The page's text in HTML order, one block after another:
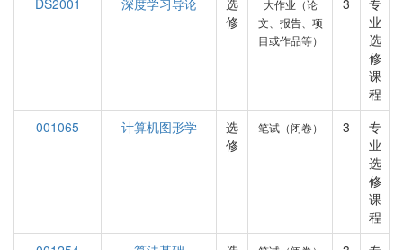
DS2001 深度学习导论
选
修
大作业（论
文、报告、项
目或作品等）
3
专
业
选
修
课
程
001065
计算机图形学
选
修
笔试（闭卷） 3
专
业
选
修
课
程